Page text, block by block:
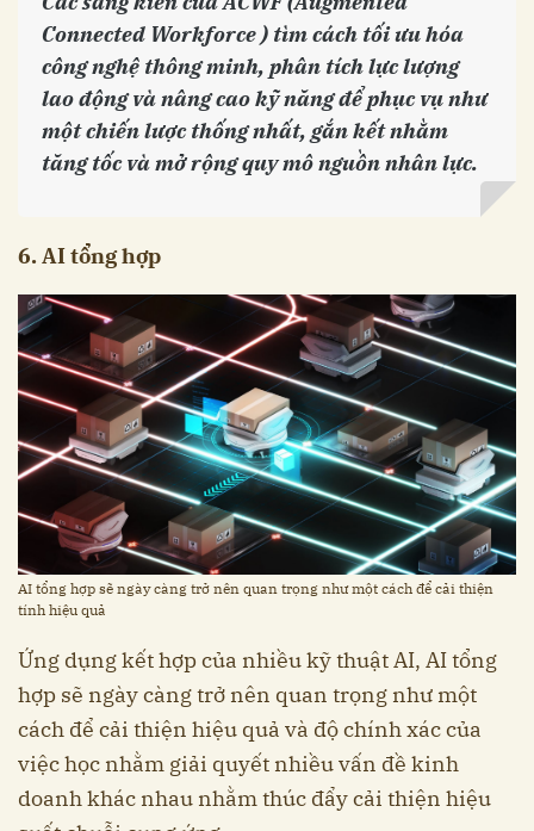
Connected Workforce ) tìm cách tối ưu hóa
công nghệ thông minh, phân tích lực lượng
lao động và nâng cao kỹ năng để phục vụ như
một chiến lược thống nhất, gắn kết nhằm
tăng tốc và mở rộng quy mô nguồn nhân lực.
6. AI tổng hợp
AI tổng hợp sẽ ngày càng trở nên quan trọng như một cách để cải thiện
tính hiệu quả
Ứng dụng kết hợp của nhiều kỹ thuật AI, AI tổng
hợp sẽ ngày càng trở nên quan trọng như một
cách để cải thiện hiệu quả và độ chính xác của
việc học nhằm giải quyết nhiều vấn đề kinh
doanh khác nhau nhằm thúc đẩy cải thiện hiệu